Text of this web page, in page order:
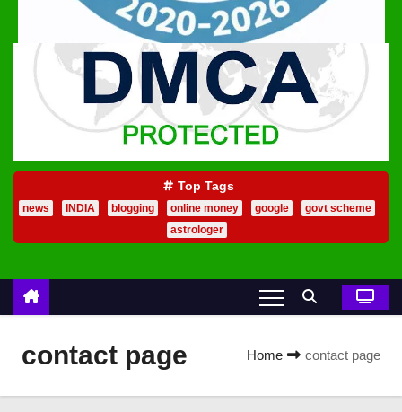
Top Tags
news INDIA blogging online money google
govt scheme
astrologer
contact page Home contact page